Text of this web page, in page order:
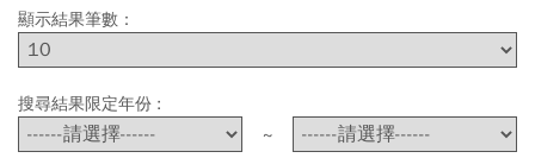
顯示結果筆數：
搜尋結果限定年份 :
~